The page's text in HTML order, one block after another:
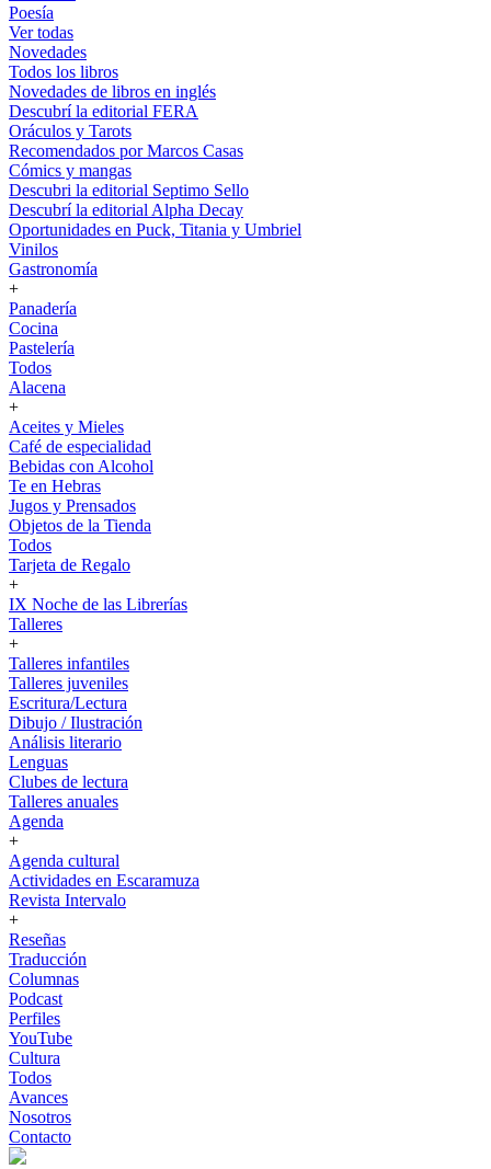
Poesía
Ver todas
Novedades
Todos los libros
Novedades de libros en inglés
Descubrí la editorial FERA
Oráculos y Tarots
Recomendados por Marcos Casas
Cómics y mangas
Descubri la editorial Septimo Sello
Descubrí la editorial Alpha Decay
Oportunidades en Puck, Titania y Umbriel
Vinilos
Gastronomía
+
Panadería
Cocina
Pastelería
Todos
Alacena
+
Aceites y Mieles
Café de especialidad
Bebidas con Alcohol
Te en Hebras
Jugos y Prensados
Objetos de la Tienda
Todos
Tarjeta de Regalo
+
IX Noche de las Librerías
Talleres
+
Talleres infantiles
Talleres juveniles
Escritura/Lectura
Dibujo / Ilustración
Análisis literario
Lenguas
Clubes de lectura
Talleres anuales
Agenda
+
Agenda cultural
Actividades en Escaramuza
Revista Intervalo
+
Reseñas
Traducción
Columnas
Podcast
Perfiles
YouTube
Cultura
Todos
Avances
Nosotros
Contacto